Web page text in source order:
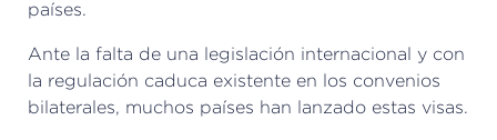
países.
Ante la falta de una legislación internacional y con
la regulación caduca existente en los convenios
bilaterales, muchos países han lanzado estas visas.